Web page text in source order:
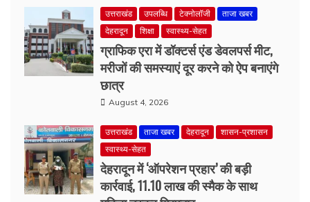
मरीजों की समस्याएं दूर करने को ऐप बनाएंगे
छात्र
August 4, 2026
उत्तराखंड ताजा खबर देहरादून
शासन-प्रशासन
स्वास्थ्य-सेहत
देहरादून में ‘ऑपरेशन प्रहार’ की बड़ी
कार्रवाई, 11.10 लाख की स्मैक के साथ
महिला तस्कर गिरफ्तार
August 3, 2026
उत्तराखंड ताजा खबर देहरादून स्वास्थ्य-सेहत